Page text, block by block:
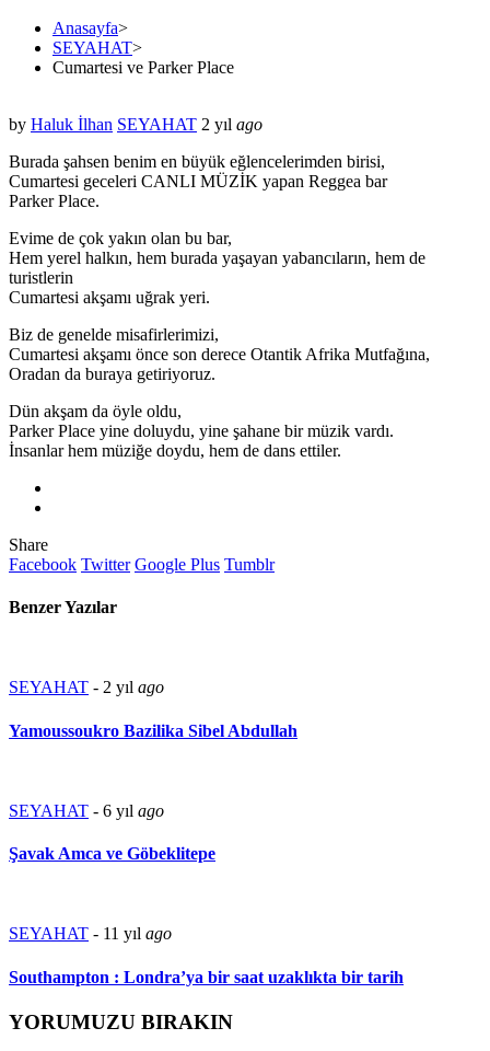
Anasayfa>
SEYAHAT>
Cumartesi ve Parker Place
by Haluk İlhan SEYAHAT 2 yıl ago
Burada şahsen benim en büyük eğlencelerimden birisi,
Cumartesi geceleri CANLI MÜZİK yapan Reggea bar
Parker Place.
Evime de çok yakın olan bu bar,
Hem yerel halkın, hem burada yaşayan yabancıların, hem de
turistlerin
Cumartesi akşamı uğrak yeri.
Biz de genelde misafirlerimizi,
Cumartesi akşamı önce son derece Otantik Afrika Mutfağına,
Oradan da buraya getiriyoruz.
Dün akşam da öyle oldu,
Parker Place yine doluydu, yine şahane bir müzik vardı.
İnsanlar hem müziğe doydu, hem de dans ettiler.
Share
Facebook Twitter Google Plus Tumblr
Benzer Yazılar
SEYAHAT - 2 yıl ago
Yamoussoukro Bazilika Sibel Abdullah
SEYAHAT - 6 yıl ago
Şavak Amca ve Göbeklitepe
SEYAHAT - 11 yıl ago
Southampton : Londra’ya bir saat uzaklıkta bir tarih
YORUMUZU BIRAKIN